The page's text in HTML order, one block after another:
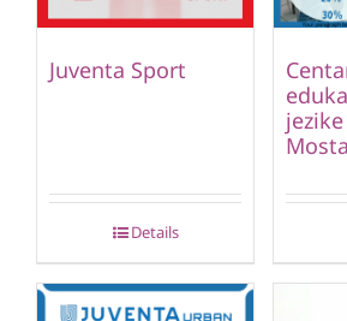
Juventa Sport
Details